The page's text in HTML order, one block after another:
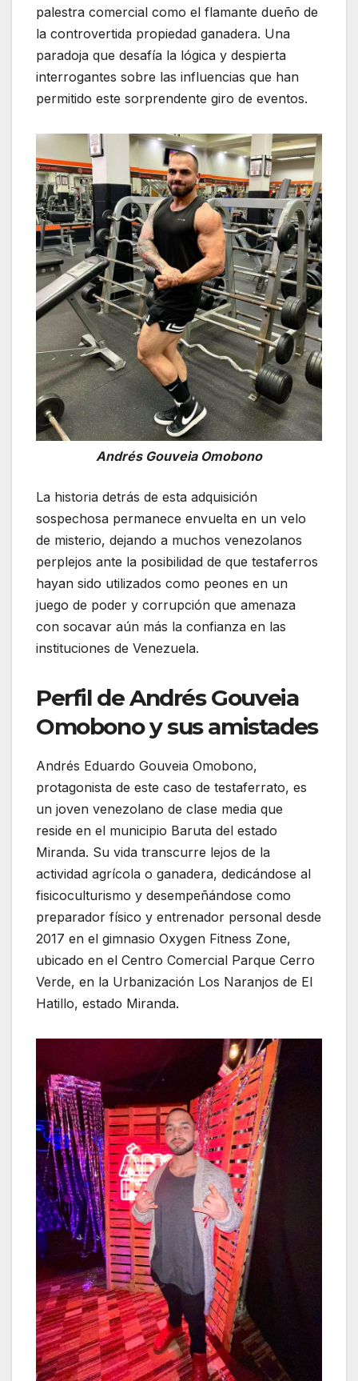
palestra comercial como el flamante dueño de
la controvertida propiedad ganadera. Una
paradoja que desafía la lógica y despierta
interrogantes sobre las influencias que han
permitido este sorprendente giro de eventos.
Andrés Gouveia Omobono
La historia detrás de esta adquisición
sospechosa permanece envuelta en un velo
de misterio, dejando a muchos venezolanos
perplejos ante la posibilidad de que testaferros
hayan sido utilizados como peones en un
juego de poder y corrupción que amenaza
con socavar aún más la confianza en las
instituciones de Venezuela.
Perfil de Andrés Gouveia
Omobono y sus amistades
Andrés Eduardo Gouveia Omobono,
protagonista de este caso de testaferrato, es
un joven venezolano de clase media que
reside en el municipio Baruta del estado
Miranda. Su vida transcurre lejos de la
actividad agrícola o ganadera, dedicándose al
fisicoculturismo y desempeñándose como
preparador físico y entrenador personal desde
2017 en el gimnasio Oxygen Fitness Zone,
ubicado en el Centro Comercial Parque Cerro
Verde, en la Urbanización Los Naranjos de El
Hatillo, estado Miranda.